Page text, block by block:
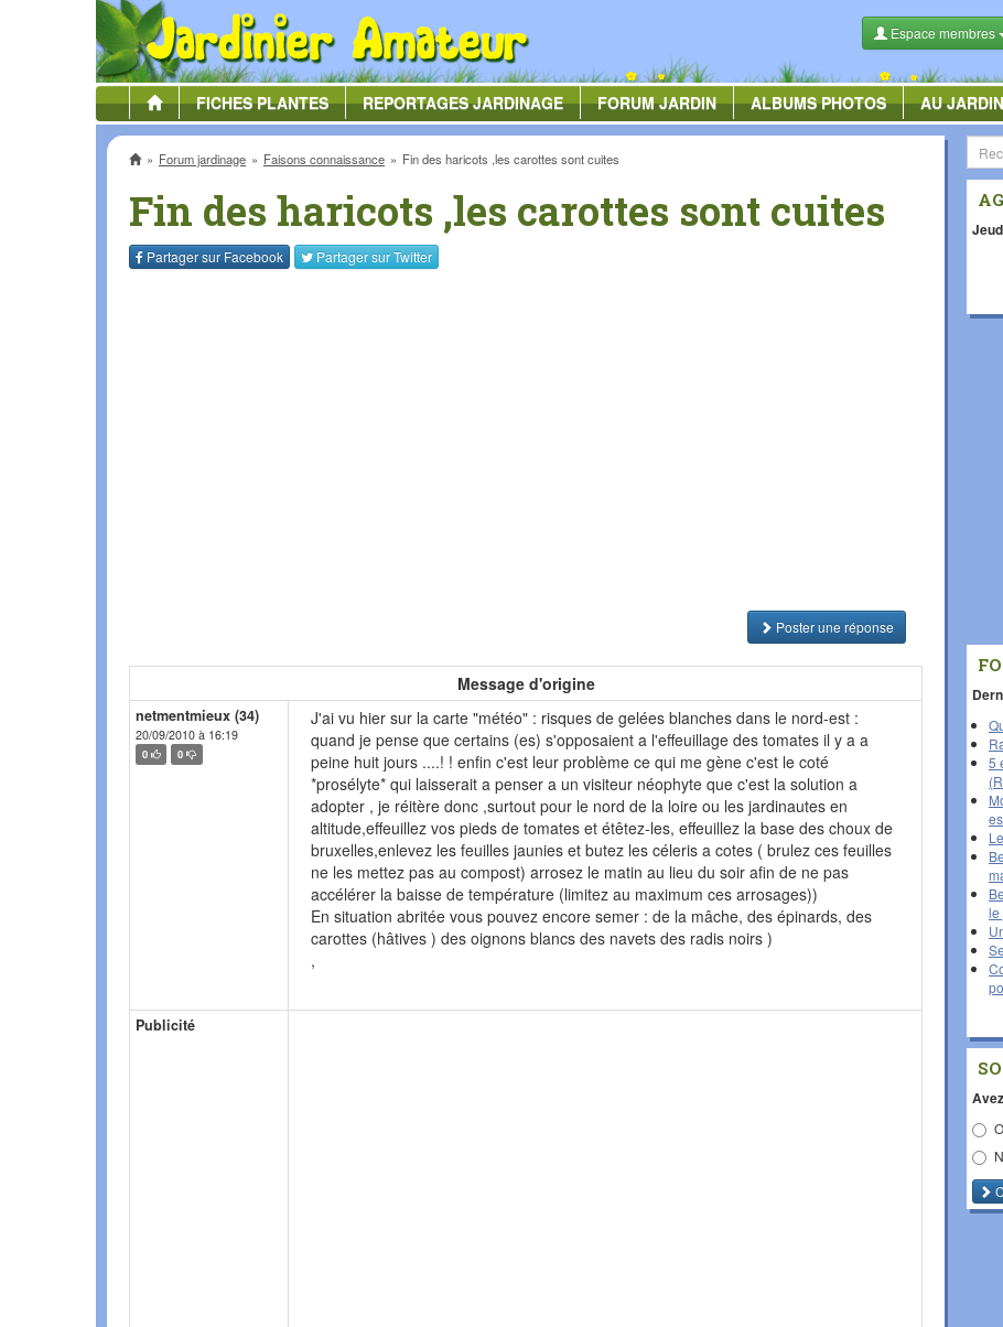
Espace membres
FICHESPLANTES REPORTAGESJARDINAGE FORUMJARDIN ALBUMSPHOTOS AU JARDIN
AccueilForum jardinage Faisons connaissance Fin des haricots ,les carottes sont cuites
Fin des haricots ,les carottes sont cuites
Partager sur Facebook Partager surTwitter
Poster une réponse
Message d'origine
netmentmieux (34)
20/09/2010 à 16:19
0 0
J'ai vu hier sur la carte "météo" : risques de gelées blanches dans le nord-est :
quand je pense que certains (es) s'opposaient a l'effeuillage des tomates il y a a
peine huit jours ....! ! enfin c'est leur problème ce qui me gène c'est le coté
*prosélyte* qui laisserait a penser a un visiteur néophyte que c'est la solution a
adopter , je réitère donc ,surtout pour le nord de la loire ou les jardinautes en
altitude,effeuillez vos pieds de tomates et étêtez-les, effeuillez la base des choux de
bruxelles,enlevez les feuilles jaunies et butez les céleris a cotes ( brulez ces feuilles
ne les mettez pas au compost) arrosez le matin au lieu du soir afin de ne pas
accélérer la baisse de température (limitez au maximum ces arrosages))
En situation abritée vous pouvez encore semer : de la mâche, des épinards, des
carottes (hâtives ) des oignons blancs des navets des radis noirs )
,
Publicité
5
le